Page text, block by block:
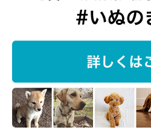
い、おしゃべりしながら、ときに
を出し、“ヒコーキ耳”で喜んでくれ